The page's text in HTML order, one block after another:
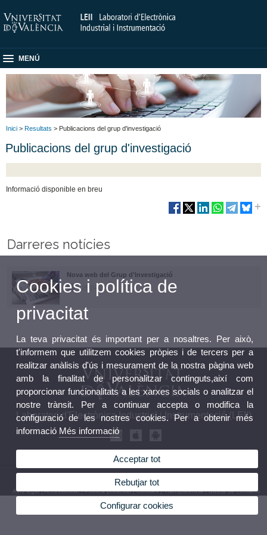
MENÚ
Inici > Resultats > Publicacions del grup d'investigació
Publicacions del grup d'investigació
Informació disponible en breu
Darreres notícies
Nova web del Grup d'Investigació
26/04/22
Laboratori d'Electrònica Industrial i Instrumentació (LEII)
Avís legal|Accessibilitat|Política privacitat|Cookies|Transparència|Bústia de contacte
Cookies i política de
privacitat
La teva privacitat és important per a nosaltres. Per això,
t'informem que utilitzem cookies pròpies i de tercers per a
realitzar anàlisis d'ús i mesurament de la nostra pàgina web
amb la finalitat de personalitzar continguts,així com
proporcionar funcionalitats a les xarxes socials o analitzar el
nostre trànsit. Per a continuar accepta o modifica la
configuració de les nostres cookies. Per a obtenir més
informació Més informació
Acceptar tot
Rebutjar tot
Configurar cookies